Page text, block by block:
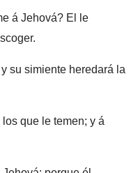
á Jehová? El le
su simiente heredará la
que le temen; y á